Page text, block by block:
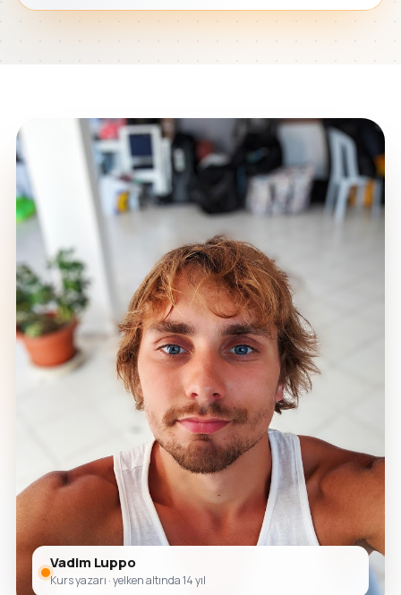
Vadim Luppo
Kurs yazarı · yelken altında 14 yıl